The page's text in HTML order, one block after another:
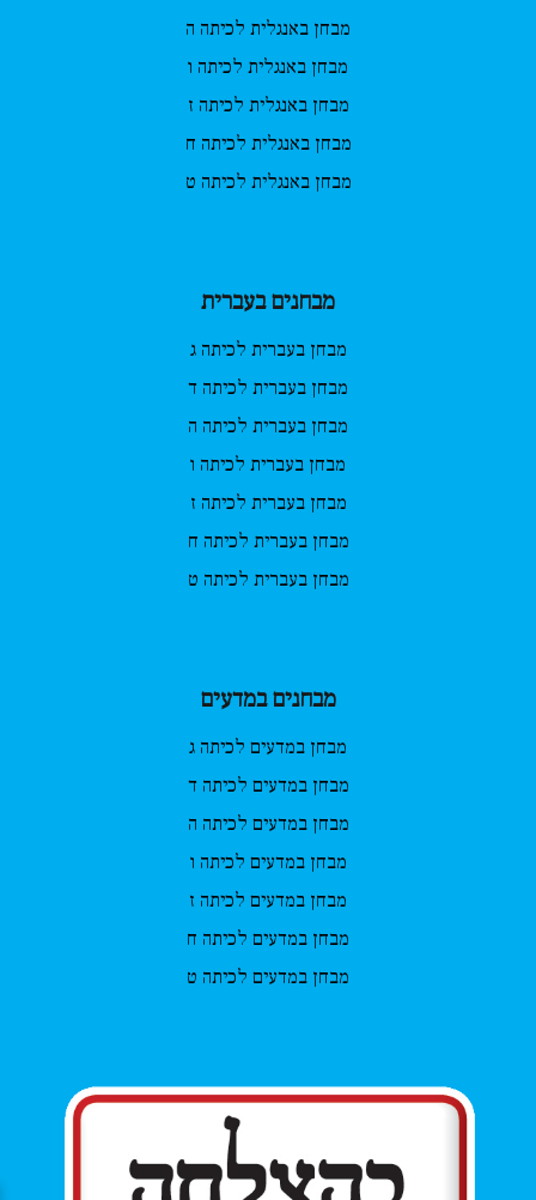
מבחן באנגלית לכיתה ה
מבחן באנגלית לכיתה ו
מבחן באנגלית לכיתה ז
מבחן באנגלית לכיתה ח
מבחן באנגלית לכיתה ט
מבחנים בעברית
מבחן בעברית לכיתה ג
מבחן בעברית לכיתה ד
מבחן בעברית לכיתה ה
מבחן בעברית לכיתה ו
מבחן בעברית לכיתה ז
מבחן בעברית לכיתה ח
מבחן בעברית לכיתה ט
מבחנים במדעים
מבחן במדעים לכיתה ג
מבחן במדעים לכיתה ד
מבחן במדעים לכיתה ה
מבחן במדעים לכיתה ו
מבחן במדעים לכיתה ז
מבחן במדעים לכיתה ח
מבחן במדעים לכיתה ט